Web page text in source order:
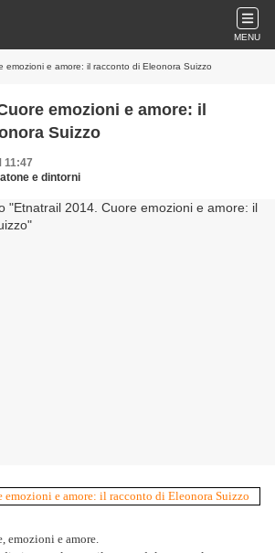
MENU
emozioni e amore: il racconto di Eleonora Suizzo
emozioni e amore: il
Suizzo
11:47
e dintorni
emozioni e amore.